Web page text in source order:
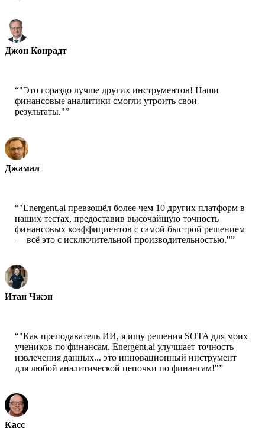
Джон Конрадт
“"Это гораздо лучше других инструментов! Наши
финансовые аналитики смогли утроить свои
результаты."”
Джамал
“"Energent.ai превзошёл более чем 10 других платформ в
наших тестах, предоставив высочайшую точность
финансовых коэффициентов с самой быстрой решением
— всё это с исключительной производительностью."”
Итан Чжэн
“"Как преподаватель ИИ, я ищу решения SOTA для моих
учеников по финансам. Energent.ai улучшает точность
извлечения данных... это инновационный инструмент
для любой аналитической цепочки по финансам!"”
Касс